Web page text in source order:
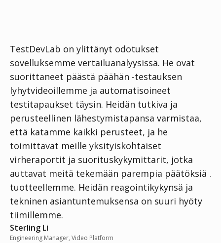
TestDevLab on ylittänyt odotukset
sovelluksemme vertailuanalyysissä. He ovat
suorittaneet päästä päähän -testauksen
lyhytvideoillemme ja automatisoineet
testitapaukset täysin. Heidän tutkiva ja
perusteellinen lähestymistapansa varmistaa,
että katamme kaikki perusteet, ja he
toimittavat meille yksityiskohtaiset
virheraportit ja suorituskykymittarit, jotka
auttavat meitä tekemään parempia päätöksiä
tuotteellemme. Heidän reagointikykynsä ja
tekninen asiantuntemuksensa on suuri hyöty
tiimillemme.
Sterling Li
Engineering Manager, Video Platform